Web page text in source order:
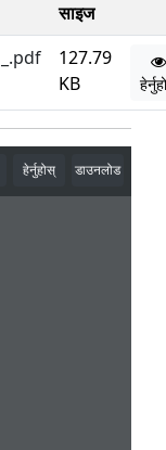
साइज
127.79
KB